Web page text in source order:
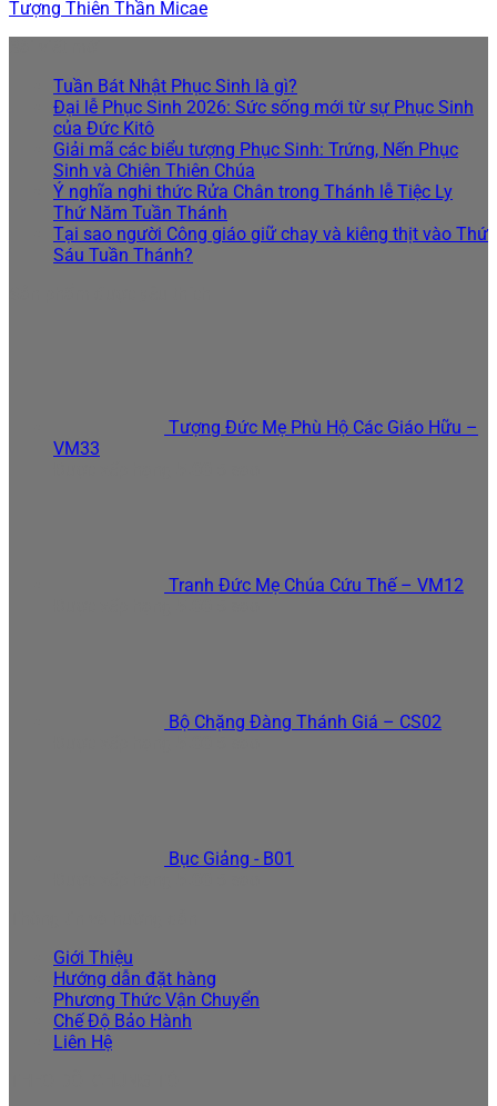
Tượng Thiên Thần Micae
Tuần Bát Nhật Phục Sinh là gì?
Đại lễ Phục Sinh 2026: Sức sống mới từ sự Phục Sinh
của Đức Kitô
Giải mã các biểu tượng Phục Sinh: Trứng, Nến Phục
Sinh và Chiên Thiên Chúa
Ý nghĩa nghi thức Rửa Chân trong Thánh lễ Tiệc Ly
Thứ Năm Tuần Thánh
Tại sao người Công giáo giữ chay và kiêng thịt vào Thứ
Sáu Tuần Thánh?
Tượng Đức Mẹ Phù Hộ Các Giáo Hữu –
VM33
Tranh Đức Mẹ Chúa Cứu Thế – VM12
Bộ Chặng Đàng Thánh Giá – CS02
Bục Giảng - B01
Giới Thiệu
Hướng dẫn đặt hàng
Phương Thức Vận Chuyển
Chế Độ Bảo Hành
Liên Hệ